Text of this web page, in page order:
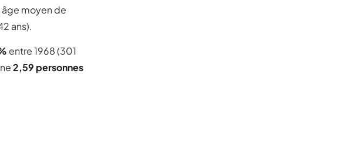
âge moyen de
ans).
entre 1968 (301
2,59 personnes